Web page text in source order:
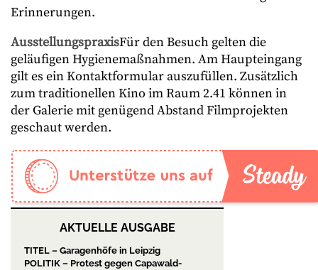
Erinnerungen.
AusstellungspraxisFür den Besuch gelten die
geläufigen Hygienemaßnahmen. Am Haupteingang
gilt es ein Kontaktformular auszufüllen. Zusätzlich
zum traditionellen Kino im Raum 2.41 können in
der Galerie mit genügend Abstand Filmprojekten
geschaut werden.
AKTUELLE AUSGABE
TITEL – Garagenhöfe in Leipzig
POLITIK – Protest gegen Capawald-